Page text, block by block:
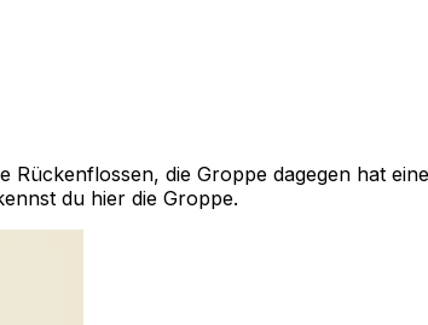
die Groppe dagegen hat
du hier die Groppe.